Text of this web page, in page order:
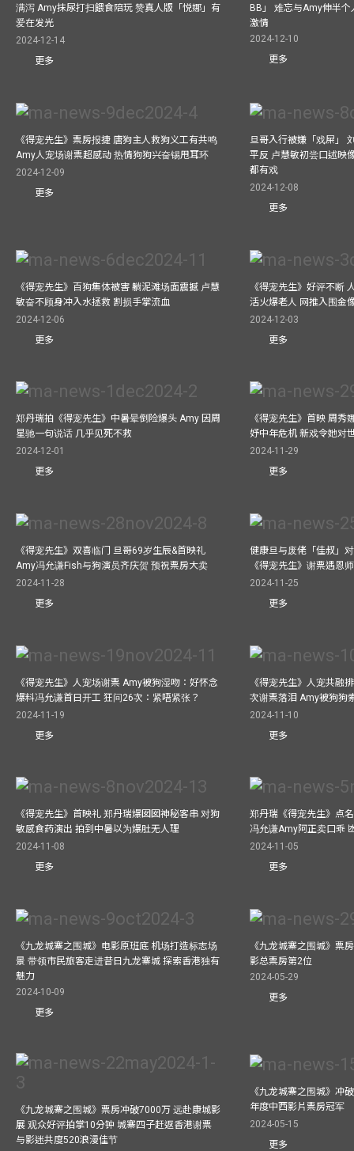
满泻 Amy抹尿打扫餵食陪玩 赞真人版「悦娜」有
爱在发光
2024-12-14
更多
BB」 难忘与Amy伸半
激情
2024-12-10
更多
《得宠先生》票房报捷 唐狗主人救狗义工有共鸣
Amy人宠场谢票超感动 热情狗狗兴奋锡甩耳环
2024-12-09
更多
旦哥入行被嫌「戏屎」
平反 卢慧敏初尝口述映
都有戏
2024-12-08
更多
《得宠先生》百狗集体被害 躺泥滩场面震撼 卢慧
敏奋不顾身冲入水拯救 割损手掌流血
2024-12-06
更多
《得宠先生》好评不断
活火爆老人 网推入围金
2024-12-03
更多
郑丹瑞拍《得宠先生》中暑晕倒险爆头 Amy 因周
星驰一句说话 几乎见死不救
2024-12-01
更多
《得宠先生》首映 周秀
妤中年危机 新戏令她对
2024-11-29
更多
《得宠先生》双喜临门 旦哥69岁生辰&首映礼
Amy冯允谦Fish与狗演员齐庆贺 预祝票房大卖
2024-11-28
更多
健康旦与废佬「佳叔」
《得宠先生》谢票遇恩
2024-11-25
更多
《得宠先生》人宠场谢票 Amy被狗湿吻：好怀念
爆料冯允谦首日开工 狂问26次：紧唔紧张？
2024-11-19
更多
《得宠先生》人宠共融
次谢票落泪 Amy被狗狗
2024-11-10
更多
《得宠先生》首映礼 郑丹瑞爆囡囡神秘客串 对狗
敏感食药演出 拍到中暑以为爆肚无人理
2024-11-08
更多
郑丹瑞《得宠先生》点
冯允谦Amy阿正卖口乖
2024-11-05
更多
《九龙城寨之围城》电影原班底 机场打造标志场
景 带领市民旅客走进昔日九龙寨城 探索香港独有
魅力
2024-10-09
更多
《九龙城寨之围城》票
影总票房第2位
2024-05-29
更多
《九龙城寨之围城》票房冲破7000万 远赴康城影
展 观众好评拍掌10分钟 城寨四子赶返香港谢票
与影迷共度520浪漫佳节
《九龙城寨之围城》冲
年度中西影片票房冠军
2024-05-15
更多